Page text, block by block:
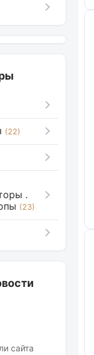
(22)
.
(23)
сайта